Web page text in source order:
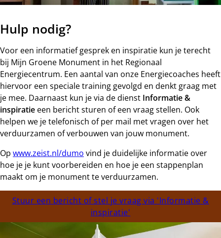
Hulp nodig?
Voor een informatief gesprek en inspiratie kun je terecht
bij Mijn Groene Monument in het Regionaal
Energiecentrum. Een aantal van onze Energiecoaches heeft
hiervoor een speciale training gevolgd en denkt graag met
je mee. Daarnaast kun je via de dienst Informatie &
inspiratie een bericht sturen of een vraag stellen. Ook
helpen we je telefonisch of per mail met vragen over het
verduurzamen of verbouwen van jouw monument.
Op www.zeist.nl/dumo vind je duidelijke informatie over
hoe je je kunt voorbereiden en hoe je een stappenplan
maakt om je monument te verduurzamen.
Stuur een bericht of stel je vraag via 'Informatie &
inspiratie'